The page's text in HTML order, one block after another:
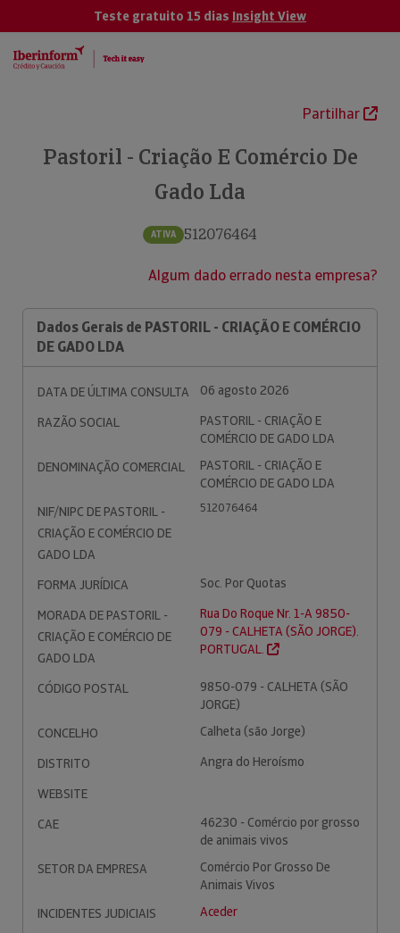
Teste gratuito 15 dias Insight View
Partilhar
Pastoril - Criação E Comércio De
Gado Lda
ATIVA 512076464
Algum dado errado nesta empresa?
Dados Gerais de PASTORIL - CRIAÇÃO E COMÉRCIO
DE GADO LDA
DATA DE ÚLTIMA CONSULTA
06 agosto 2026
RAZÃO SOCIAL
PASTORIL - CRIAÇÃO E
COMÉRCIO DE GADO LDA
DENOMINAÇÃO COMERCIAL
PASTORIL - CRIAÇÃO E
COMÉRCIO DE GADO LDA
NIF/NIPC DE PASTORIL -
CRIAÇÃO E COMÉRCIO DE
GADO LDA
512076464
FORMA JURÍDICA
Soc. Por Quotas
MORADA DE PASTORIL -
CRIAÇÃO E COMÉRCIO DE
GADO LDA
Rua Do Roque Nr. 1-A 9850-
079 - CALHETA (SÃO JORGE).
PORTUGAL.
CÓDIGO POSTAL
9850-079 - CALHETA (SÃO
JORGE)
CONCELHO
Calheta (são Jorge)
DISTRITO
Angra do Heroísmo
WEBSITE
CAE
46230 - Comércio por grosso
de animais vivos
SETOR DA EMPRESA
Comércio Por Grosso De
Animais Vivos
INCIDENTES JUDICIAIS
Aceder